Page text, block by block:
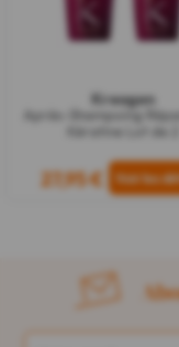
Kreogen
Après-Shampoing
27,95 €